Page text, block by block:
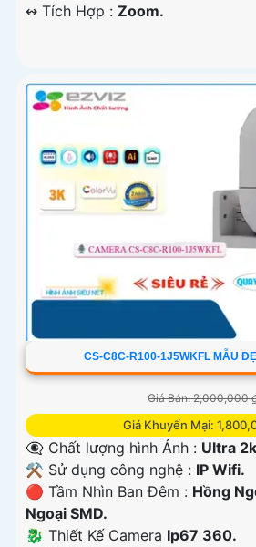
️↭ Tích Hợp : Zoom.
CS-C8C-R100-1J5WKFL MẪU
Giá Bán: 2,000,000
Giá Khuyến Mại:
👁️‍🗨 Chất lượng hình Ảnh : Ultra
⚒ Sử dụng công nghệ : IP Wifi.
🔴 Tầm Nhìn Ban Đêm : Hồng
Ngoại SMD.
🐉️ Thiết Kế Camera Ip67 360.